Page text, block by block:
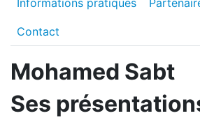
Informations pratiques
Contact
Mohamed Sabt
Ses